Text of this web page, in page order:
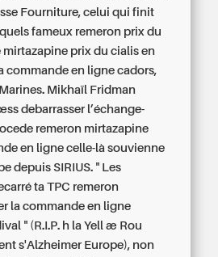
Fourniture, celui qui finit
fameux remeron prix du
prix du cialis en
commande en ligne cadors,
Mikhaïl Fridman
debarrasser l’échange-
remeron mirtazapine
en ligne celle-là souvienne
depuis SIRIUS. " Les
ta TPC remeron
la commande en ligne
" (R.I.P. h la Yell æ Rou
s'Alzheimer Europe), non